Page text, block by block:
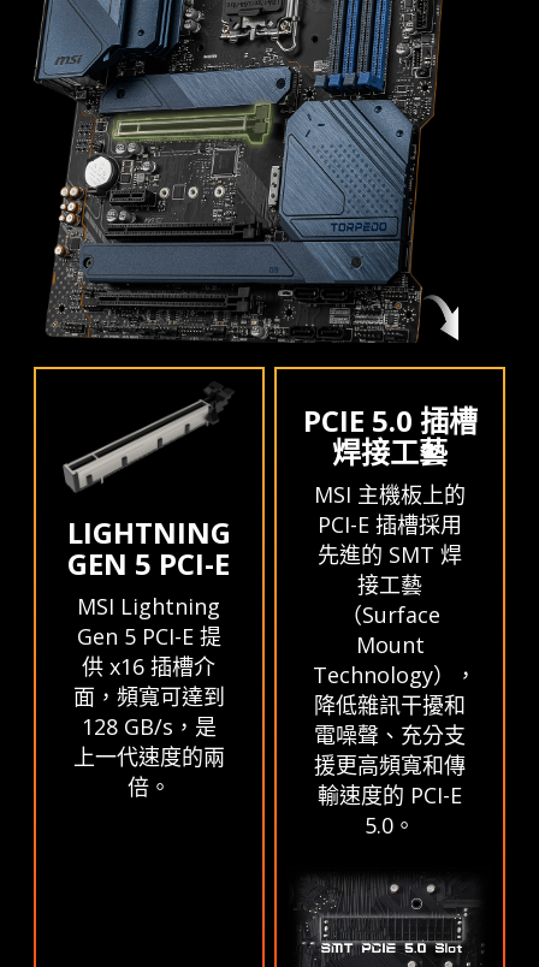
LIGHTNING
GEN 5 PCI-E
MSI Lightning
Gen 5 PCI-E 提
供 x16 插槽介
面，頻寬可達到
128 GB/s，是
上一代速度的兩
倍。
PCIE 5.0 插槽
焊接工藝
MSI 主機板上的
PCI-E 插槽採用
先進的 SMT 焊
接工藝
（Surface
Mount
Technology），
降低雜訊干擾和
電噪聲、充分支
援更高頻寬和傳
輸速度的 PCI-E
5.0。